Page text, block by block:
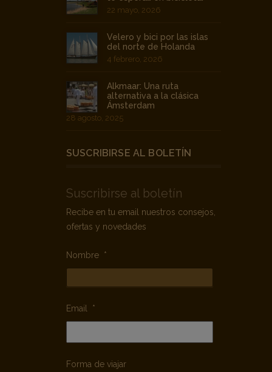
22 mayo, 2026
Velero y bici por las islas
del norte de Holanda
4 febrero, 2026
Alkmaar: Una ruta
alternativa a la clásica
Ámsterdam
28 agosto, 2025
SUSCRIBIRSE AL BOLETÍN
Suscribirse al boletín
Recibe en tu email nuestros consejos,
ofertas y novedades
Nombre *
Email *
Forma de viajar